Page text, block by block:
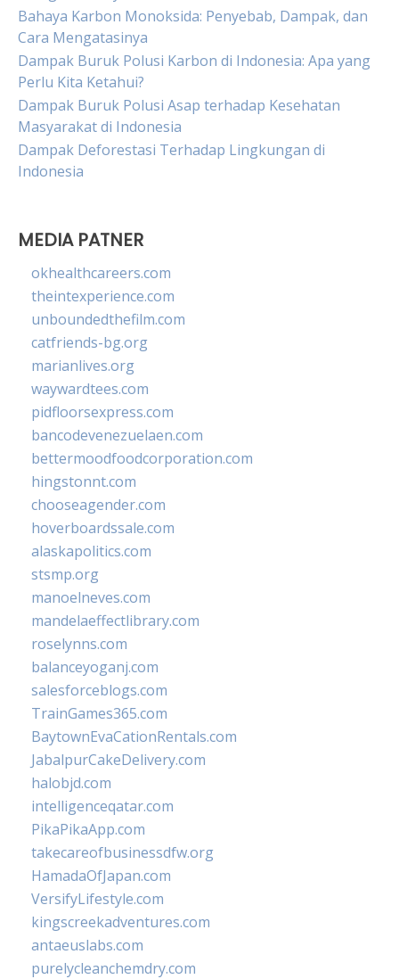
Bahaya Karbon Monoksida: Penyebab, Dampak, dan
Cara Mengatasinya
Dampak Buruk Polusi Karbon di Indonesia: Apa yang
Perlu Kita Ketahui?
Dampak Buruk Polusi Asap terhadap Kesehatan
Masyarakat di Indonesia
Dampak Deforestasi Terhadap Lingkungan di
Indonesia
MEDIA PATNER
okhealthcareers.com
theintexperience.com
unboundedthefilm.com
catfriends-bg.org
marianlives.org
waywardtees.com
pidfloorsexpress.com
bancodevenezuelaen.com
bettermoodfoodcorporation.com
hingstonnt.com
chooseagender.com
hoverboardssale.com
alaskapolitics.com
stsmp.org
manoelneves.com
mandelaeffectlibrary.com
roselynns.com
balanceyoganj.com
salesforceblogs.com
TrainGames365.com
BaytownEvaCationRentals.com
JabalpurCakeDelivery.com
halobjd.com
intelligenceqatar.com
PikaPikaApp.com
takecareofbusinessdfw.org
HamadaOfJapan.com
VersifyLifestyle.com
kingscreekadventures.com
antaeuslabs.com
purelycleanchemdry.com